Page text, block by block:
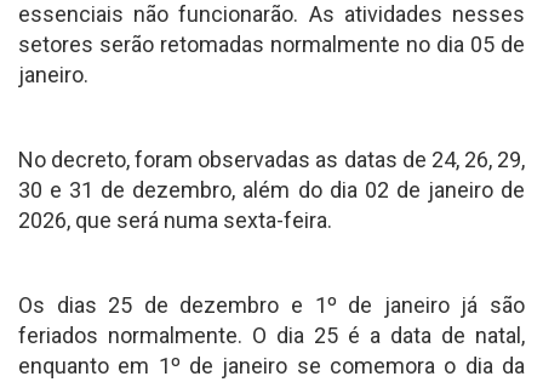
essenciais não funcionarão. As atividades nesses
setores serão retomadas normalmente no dia 05 de
janeiro.
No decreto, foram observadas as datas de 24, 26, 29,
30 e 31 de dezembro, além do dia 02 de janeiro de
2026, que será numa sexta-feira.
Os dias 25 de dezembro e 1º de janeiro já são
feriados normalmente. O dia 25 é a data de natal,
enquanto em 1º de janeiro se comemora o dia da